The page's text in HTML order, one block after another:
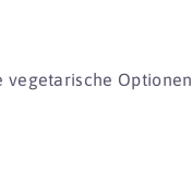
vegetarische Optionen